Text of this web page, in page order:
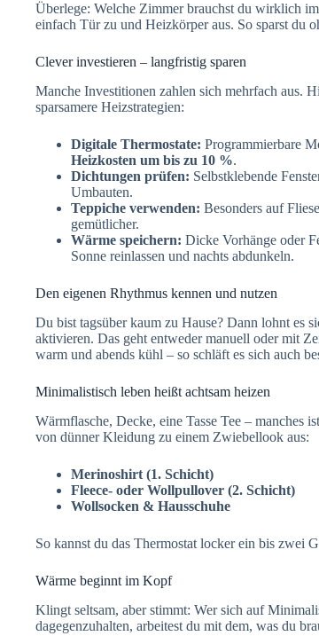
Überlege: Welche Zimmer brauchst du wirklich
einfach Tür zu und Heizkörper aus. So sparst du
Clever investieren – langfristig sparen
Manche Investitionen zahlen sich mehrfach aus.
sparsamere Heizstrategien:
Digitale Thermostate: Programmierbare
Heizkosten um bis zu 10 %.
Dichtungen prüfen: Selbstklebende
Umbauten.
Teppiche verwenden: Besonders auf
gemütlicher.
Wärme speichern: Dicke Vorhänge oder
Sonne reinlassen und nachts abdunkeln.
Den eigenen Rhythmus kennen und nutzen
Du bist tagsüber kaum zu Hause? Dann lohnt es
aktivieren. Das geht entweder manuell oder mit
warm und abends kühl – so schläft es sich auch
Minimalistisch leben heißt achtsam heizen
Wärmflasche, Decke, eine Tasse Tee – manches
von dünner Kleidung zu einem Zwiebellook aus:
Merinoshirt (1. Schicht)
Fleece- oder Wollpullover (2. Schicht)
Wollsocken & Hausschuhe
So kannst du das Thermostat locker ein bis zwei
Wärme beginnt im Kopf
Klingt seltsam, aber stimmt: Wer sich auf
dagegenzuhalten, arbeitest du mit dem, was du